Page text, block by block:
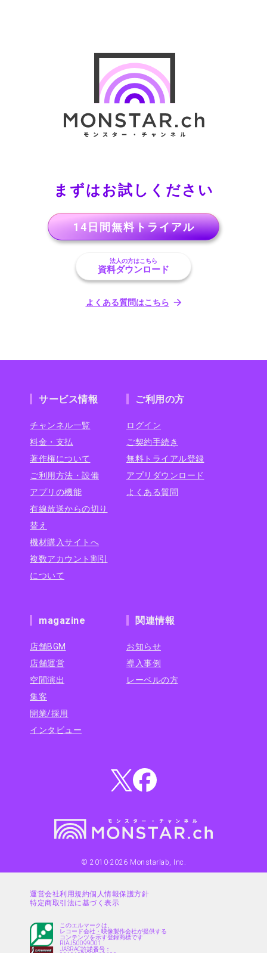
まずはお試しください
14日間無料トライアル
法人の方はこちら
資料ダウンロード
よくある質問はこちら
サービス情報
チャンネル一覧
料金・支払
著作権について
ご利用方法・設備
アプリの機能
有線放送からの切り
替え
機材購入サイトへ
複数アカウント割引
について
ご利用の方
ログイン
ご契約手続き
無料トライアル登録
アプリダウンロード
よくある質問
magazine
店舗BGM
店舗運営
空間演出
集客
開業/採用
インタビュー
関連情報
お知らせ
導入事例
レーベルの方
© 2010-2026 Monstarlab, Inc.
運営会社利用規約個人情報保護方針
特定商取引法に基づく表示
このエルマークは、
レコード会社・映像製作会社が提供する
コンテンツを示す登録商標です
RIAJ50099001
JASRAC許諾番号：